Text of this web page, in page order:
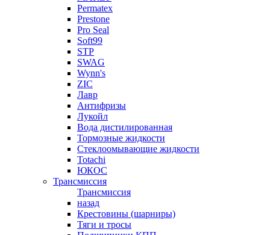
Permatex
Prestone
Pro Seal
Soft99
STP
SWAG
Wynn's
ZIC
Лавр
Антифризы
Лукойл
Вода дистилированная
Тормозные жидкости
Стеклоомывающие жидкости
Totachi
ЮКОС
Трансмиссия
Трансмиссия
назад
Крестовины (шарниры)
Тяги и тросы